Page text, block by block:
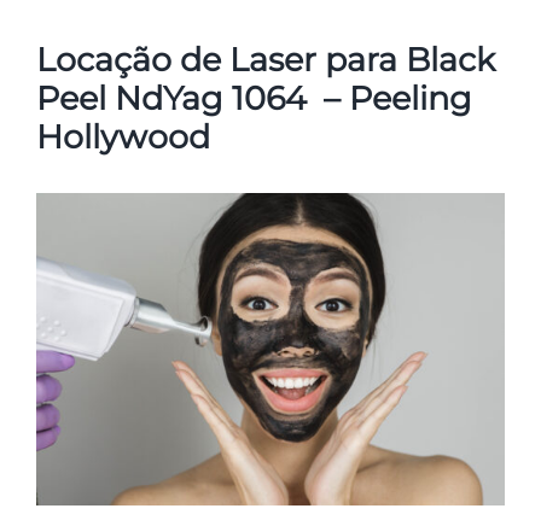
Locação de Laser para Black
Peel NdYag 1064 – Peeling
Hollywood